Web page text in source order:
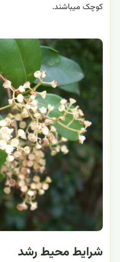
کوچک میباشند.
شرایط محیط رشد